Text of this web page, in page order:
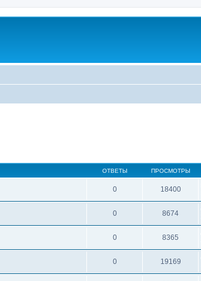
ОТВЕТЫ ПРОСМОТРЫ
0 18400
0 8674
0 8365
0 19169